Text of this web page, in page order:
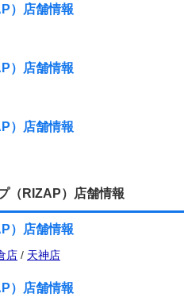
）店舗情報
）店舗情報
）店舗情報
（RIZAP）店舗情報
）店舗情報
店 / 天神店
）店舗情報